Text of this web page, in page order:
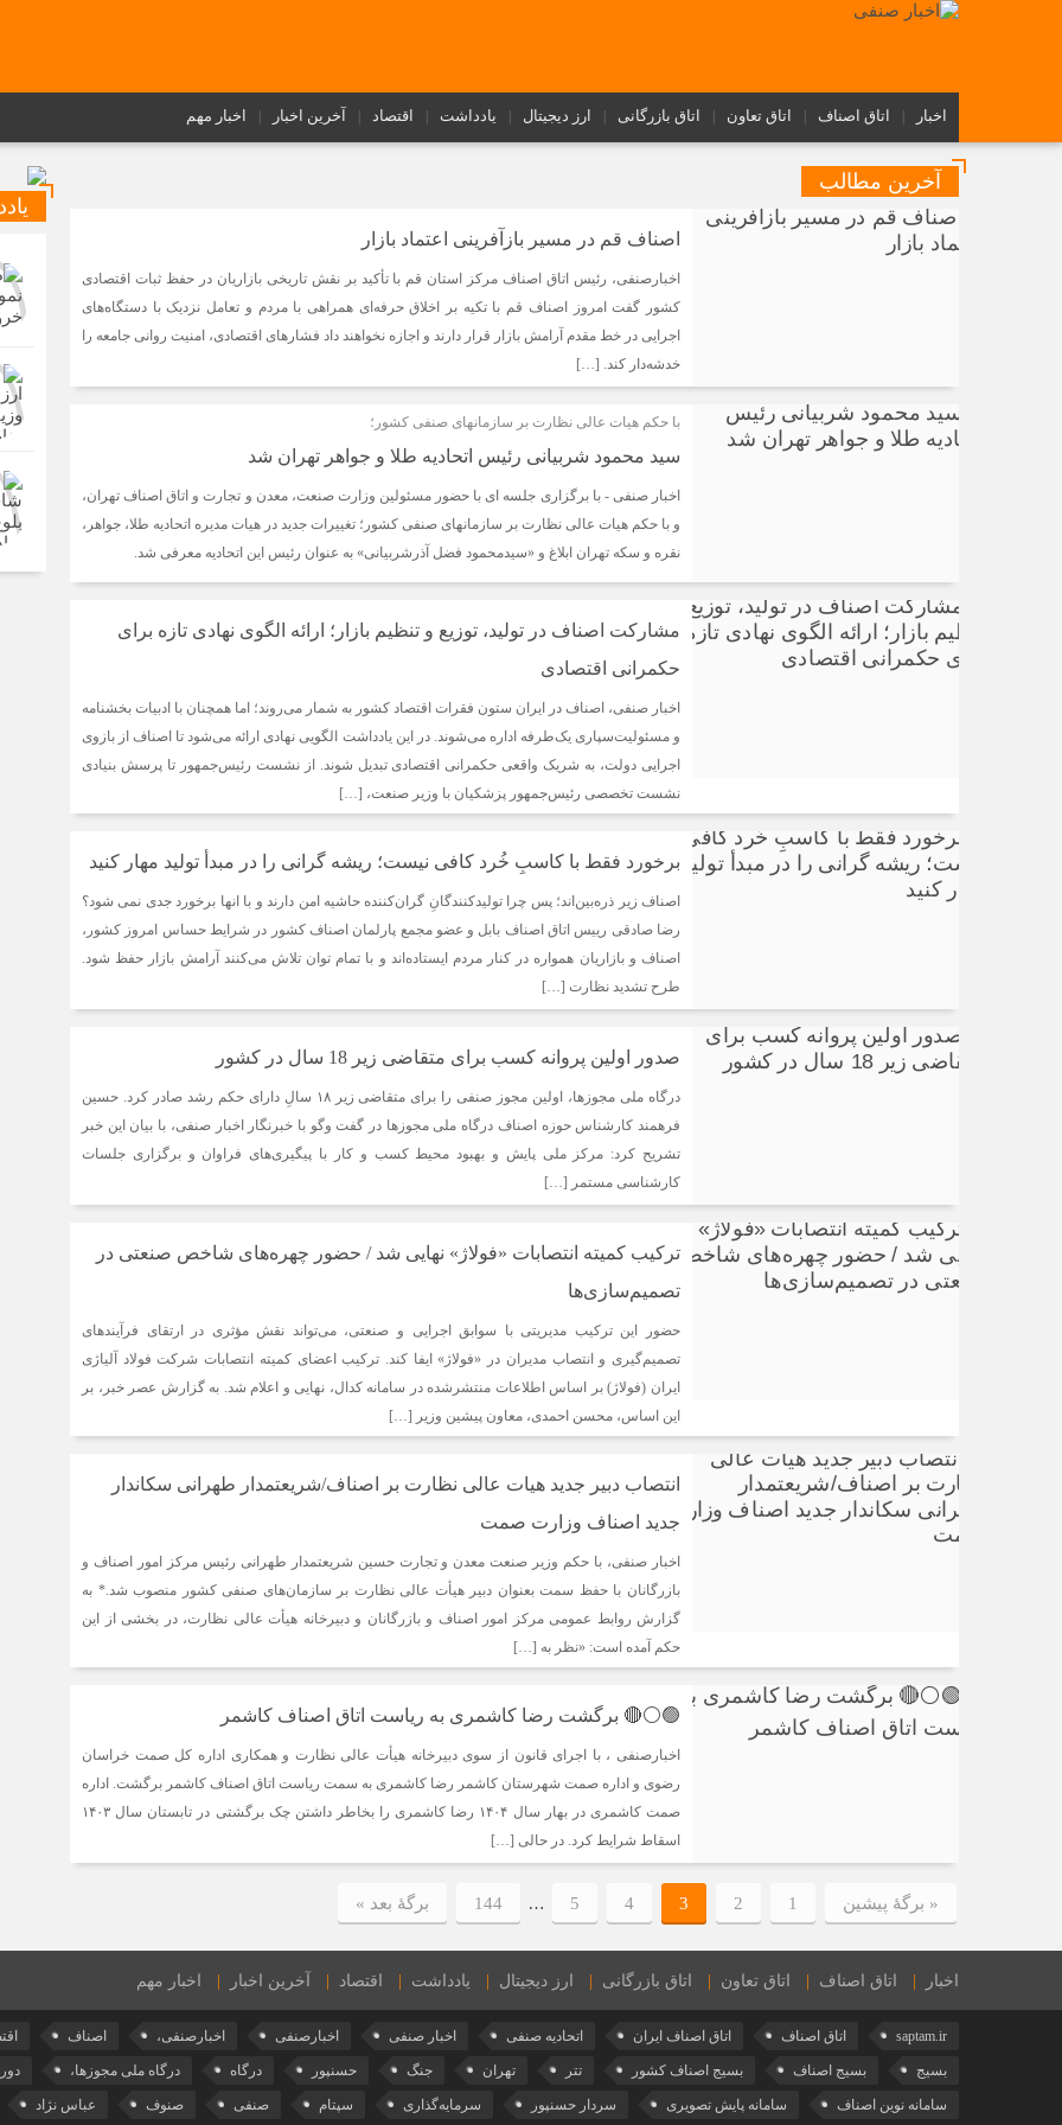
اخبار اتاق اصناف اتاق تعاون اتاق بازرگانی ارز دیجیتال یادداشت اقتصاد آخرین اخبار اخبار مهم
آخرین مطالب
اصناف قم در مسیر بازآفرینی اعتماد بازار
اخبارصنفی، رئیس اتاق اصناف مرکز استان قم با تأکید بر نقش تاریخی بازاریان در حفظ ثبات اقتصادی
کشور گفت امروز اصناف قم با تکیه بر اخلاق حرفه‌ای همراهی با مردم و تعامل نزدیک با دستگاه‌های
اجرایی در خط مقدم آرامش بازار قرار دارند و اجازه نخواهند داد فشارهای اقتصادی، امنیت روانی جامعه را
خدشه‌دار کند. […]
با حکم هیات عالی نظارت بر سازمانهای صنفی کشور؛
سید محمود شربیانی رئیس اتحادیه طلا و جواهر تهران شد
اخبار صنفی - با برگزاری جلسه ای با حضور مسئولین وزارت صنعت، معدن و تجارت و اتاق اصناف تهران،
و با حکم هیات عالی نظارت بر سازمانهای صنفی کشور؛ تغییرات جدید در هیات مدیره اتحادیه طلا، جواهر،
نقره و سکه تهران ابلاغ و «سیدمحمود فضل آذرشربیانی» به عنوان رئیس این اتحادیه معرفی شد.
مشارکت اصناف در تولید، توزیع و تنظیم بازار؛ ارائه الگوی نهادی تازه برای
حکمرانی اقتصادی
اخبار صنفی، اصناف در ایران ستون فقرات اقتصاد کشور به شمار می‌روند؛ اما همچنان با ادبیات بخشنامه
و مسئولیت‌سپاری یک‌طرفه اداره می‌شوند. در این یادداشت الگویی نهادی ارائه می‌شود تا اصناف از بازوی
اجرایی دولت، به شریک واقعی حکمرانی اقتصادی تبدیل شوند. از نشست رئیس‌جمهور تا پرسش بنیادی
نشست تخصصی رئیس‌جمهور پزشکیان با وزیر صنعت، […]
برخورد فقط با کاسبِ خُرد کافی نیست؛ ریشه گرانی را در مبدأ تولید مهار کنید
اصناف زیر ذره‌بین‌اند؛ پس چرا تولیدکنندگانِ گران‌کننده حاشیه امن دارند و با انها برخورد جدی نمی شود؟
رضا صادقی رییس اتاق اصناف بابل و عضو مجمع پارلمان اصناف کشور در شرایط حساس امروز کشور،
اصناف و بازاریان همواره در کنار مردم ایستاده‌اند و با تمام توان تلاش می‌کنند آرامش بازار حفظ شود.
طرح تشدید نظارت […]
صدور اولین پروانه کسب برای متقاضی زیر 18 سال در کشور
درگاه ملی مجوزها، اولین مجوز صنفی را برای متقاضی زیر ۱۸ سالِ دارای حکم رشد صادر کرد. حسین
فرهمند کارشناس حوزه اصناف درگاه ملی مجوزها در گفت وگو با خبرنگار اخبار صنفی، با بیان این خبر
تشریح کرد: مرکز ملی پایش و بهبود محیط کسب و کار با پیگیری‌های فراوان و برگزاری جلسات
کارشناسی مستمر […]
ترکیب کمیته انتصابات «فولاژ» نهایی شد / حضور چهره‌های شاخص صنعتی در
تصمیم‌سازی‌ها
حضور این ترکیب مدیریتی با سوابق اجرایی و صنعتی، می‌تواند نقش مؤثری در ارتقای فرآیندهای
تصمیم‌گیری و انتصاب مدیران در «فولاژ» ایفا کند. ترکیب اعضای کمیته انتصابات شرکت فولاد آلیاژی
ایران (فولاژ) بر اساس اطلاعات منتشرشده در سامانه کدال، نهایی و اعلام شد. به گزارش عصر خبر، بر
این اساس، محسن احمدی، معاون پیشین وزیر […]
انتصاب دبیر جدید هیات عالی نظارت بر اصناف/شریعتمدار طهرانی سکاندار
جدید اصناف وزارت صمت
اخبار صنفی، با حکم وزیر صنعت معدن و تجارت حسین شریعتمدار طهرانی رئیس مرکز امور اصناف و
بازرگانان با حفظ سمت بعنوان دبیر هیأت عالی نظارت بر سازمان‌های صنفی کشور منصوب شد.* به
گزارش روابط عمومی مرکز امور اصناف و بازرگانان و دبیرخانه هیأت عالی نظارت، در بخشی از این
حکم آمده است: «نظر به […]
🟢⚪️🔴 برگشت رضا کاشمری به ریاست اتاق اصناف کاشمر
اخبارصنفی ، با اجرای قانون از سوی دبیرخانه هیأت عالی نظارت و همکاری اداره کل صمت خراسان
رضوی و اداره صمت شهرستان کاشمر رضا کاشمری به سمت ریاست اتاق اصناف کاشمر برگشت. اداره
صمت کاشمری در بهار سال ۱۴۰۴ رضا کاشمری را بخاطر داشتن چک برگشتی در تابستان سال ۱۴۰۳
اسقاط شرایط کرد. در حالی […]
« برگه‌ٔ پیشین 1
2
3
4
5
…
144 برگهٔ بعد »
اخبار اتاق اصناف اتاق تعاون اتاق بازرگانی ارز دیجیتال یادداشت اقتصاد آخرین اخبار اخبار مهم
saptam.ir اتاق اصناف اتاق اصناف ایران اتحادیه صنفی اخبار صنفی اخبارصنفی اخبارصنفی، اصناف
بسیج بسیج اصناف بسیج اصناف کشور تتر تهران جنگ حسنپور درگاه درگاه ملی مجوزها،
سامانه نوین اصناف سامانه پایش تصویری سردار حسنپور سرمایه‌گذاری سپتام صنفی صنوف عباس نژاد